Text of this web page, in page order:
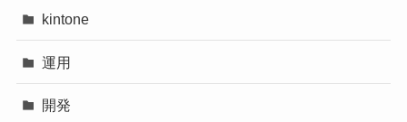
kintone
運用
開発